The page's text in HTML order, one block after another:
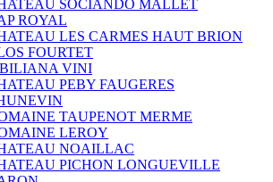
SOCIANDO MALLET
ROYAL
LES CARMES HAUT BRION
FOURTET
VINI
PEBY FAUGERES
TAUPENOT MERME
LEROY
NOAILLAC
PICHON LONGUEVILLE